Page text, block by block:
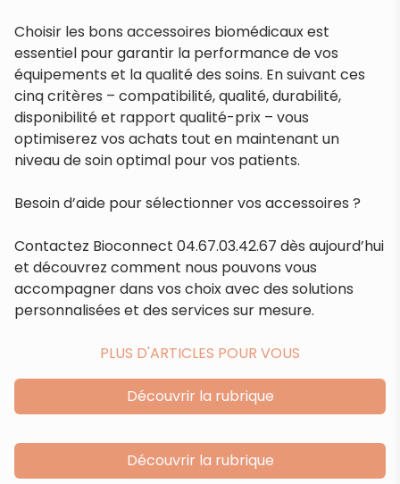
Choisir les bons accessoires biomédicaux est
essentiel pour garantir la performance de vos
équipements et la qualité des soins. En suivant ces
cinq critères – compatibilité, qualité, durabilité,
disponibilité et rapport qualité-prix – vous
optimiserez vos achats tout en maintenant un
niveau de soin optimal pour vos patients.
Besoin d’aide pour sélectionner vos accessoires ?
Contactez Bioconnect 04.67.03.42.67 dès aujourd’hui
et découvrez comment nous pouvons vous
accompagner dans vos choix avec des solutions
personnalisées et des services sur mesure.
PLUS D'ARTICLES POUR VOUS
Comment optimiser la gestion des
accessoires biomédicaux grâce à
votre GMAO ?
Découvrir la rubrique
Ceinture airbag antichute : La
Découvrir la rubrique